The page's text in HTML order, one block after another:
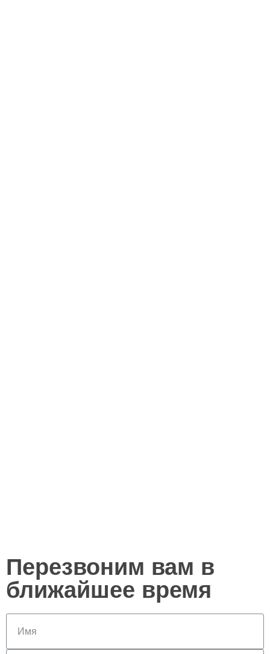
Перезвоним вам в
ближайшее время